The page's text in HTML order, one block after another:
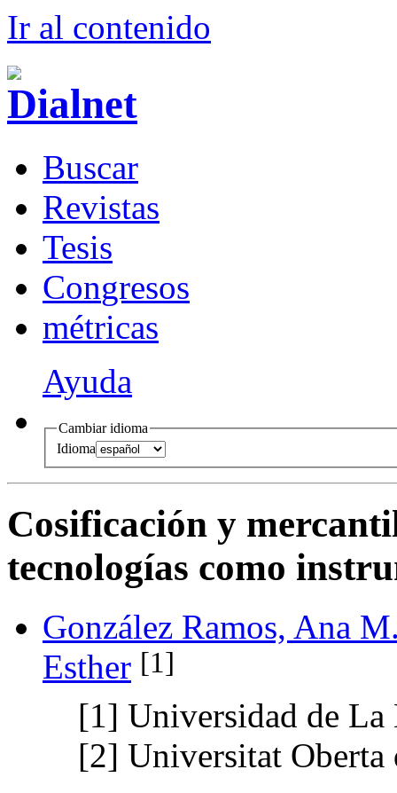
Ir al contenido
Buscar
Revistas
Tesis
Congresos
métricas
Ayuda
Cambiar idioma
Idioma
Cosificación y
tecnologías como
González Ramos, Ana
Esther [1]
[1] Universidad de La
[2] Universitat Oberta